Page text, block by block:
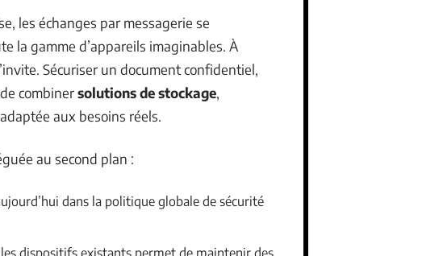
les échanges par messagerie se
la gamme d’appareils imaginables. À
Sécuriser un document confidentiel,
combinersolutions de stockage,
aux besoins réels.
au second plan :
dans la politique globale de sécurité
dispositifs existants permet de maintenir des